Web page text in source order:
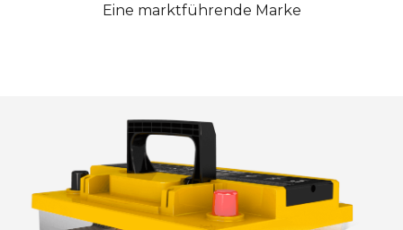
Eine marktführende Marke